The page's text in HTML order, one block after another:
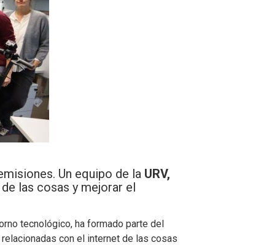
Un equipo de la URV,
las cosas y mejorar el
tecnológico, ha formado parte del
con el internet de las cosas